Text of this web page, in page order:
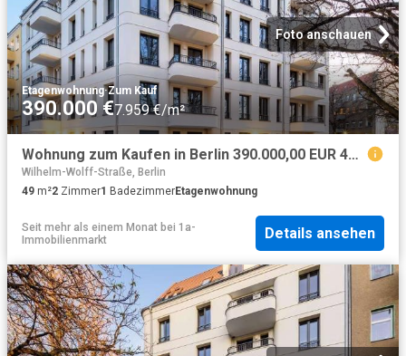
Foto anschauen
Etagenwohnung·Zum Kauf
390.000 €7.959 €/m²
Wohnung zum Kaufen in Berlin 390.000,00 EUR 49.55 m²
Wilhelm-Wolff-Straße, Berlin
49 m²2 Zimmer1 BadezimmerEtagenwohnung
Seit mehr als einem Monat bei 1a-
Immobilienmarkt
Details ansehen